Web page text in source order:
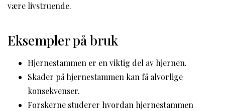
være livstruende.
Eksempler på bruk
Hjernestammen er en viktig del av hjernen.
Skader på hjernestammen kan få alvorlige
konsekvenser.
Forskerne studerer hvordan hjernestammen